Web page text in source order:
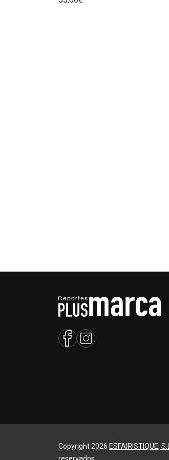
Copyright 2026 ESFAIRISTIQUE, S.L.
reservados.